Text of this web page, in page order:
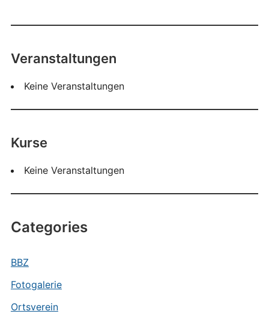
Veranstaltungen
Keine Veranstaltungen
Kurse
Keine Veranstaltungen
Categories
BBZ
Fotogalerie
Ortsverein